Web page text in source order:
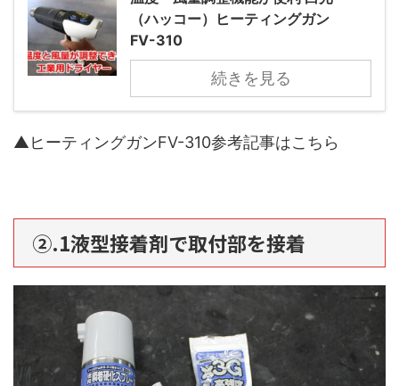
（ハッコー）ヒーティングガン
FV-310
続きを見る
▲ヒーティングガンFV-310参考記事はこちら
②.1液型接着剤で取付部を接着